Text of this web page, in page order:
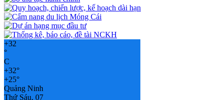
+32
°
C
+32°
+25°
Quảng Ninh
Thứ Sáu, 07